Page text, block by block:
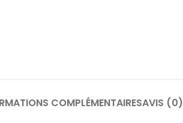
COMPLÉMENTAIRESAVIS (0)